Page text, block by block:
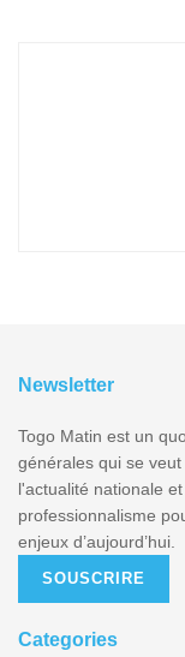
Newsletter
Togo Matin est un
générales qui se
l'actualité nationale
professionnalisme
enjeux d’aujourd’hui.
SOUSCRIRE
Categories